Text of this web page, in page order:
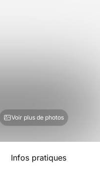
Voir plus de photos
Infos pratiques